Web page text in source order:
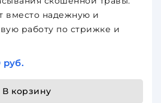
вместо надежную и
работу по стрижке и
руб.
В корзину